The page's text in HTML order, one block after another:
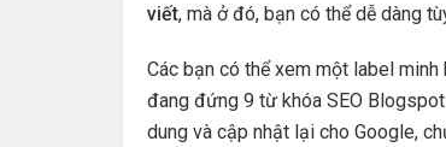
viết, mà ở đó, bạn có thể dễ dàng
Các bạn có thể xem một label
đang đứng 9 từ khóa SEO
dung và cập nhật lại cho Google,